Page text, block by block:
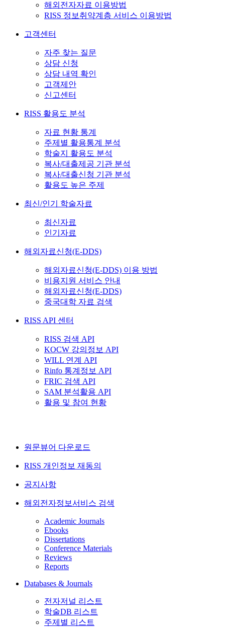
해외전자자료 이용방법
RISS 정보취약계층 서비스 이용방법
고객센터
자주 찾는 질문
상담 신청
상담 내역 확인
고객제안
신고센터
RISS 활용도 분석
자료 현황 통계
주제별 활용통계 분석
학술지 활용도 분석
복사/대출제공 기관 분석
복사/대출신청 기관 분석
활용도 높은 주제
최신/인기 학술자료
최신자료
인기자료
해외자료신청(E-DDS)
해외자료신청(E-DDS) 이용 방법
비용지원 서비스 안내
해외자료신청(E-DDS)
중국대학 자료 검색
RISS API 센터
RISS 검색 API
KOCW 강의정보 API
WILL 연계 API
Rinfo 통계정보 API
FRIC 검색 API
SAM 분석활용 API
활용 및 참여 현황
원문뷰어 다운로드
RISS 개인정보 재동의
공지사항
해외전자정보서비스 검색
Academic Journals
Ebooks
Dissertations
Conference Materials
Reviews
Reports
Databases & Journals
전자저널 리스트
학술DB 리스트
주제별 리스트